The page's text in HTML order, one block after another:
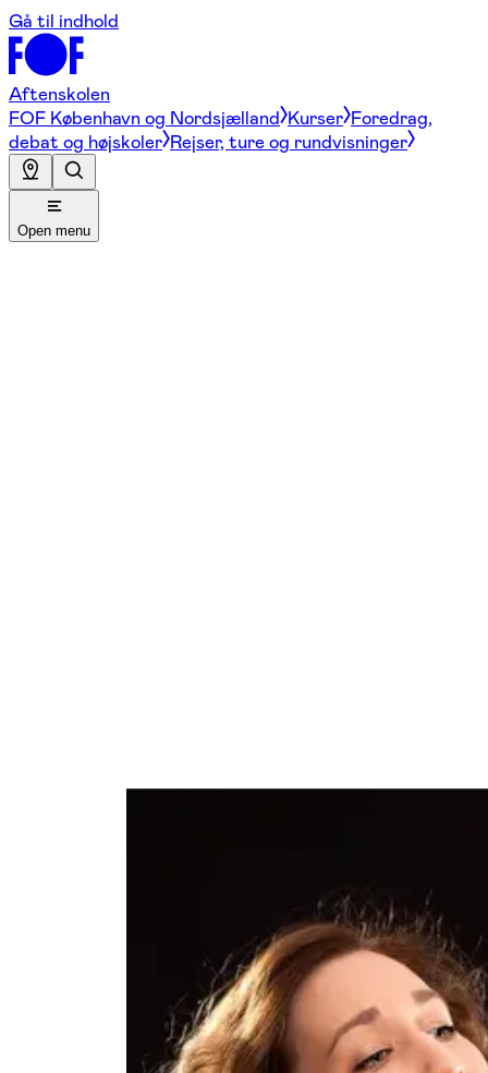
Gå til indhold
Aftenskolen
FOF København og Nordsjælland Kurser Foredrag,
debat og højskoler Rejser, ture og rundvisninger
Open menu